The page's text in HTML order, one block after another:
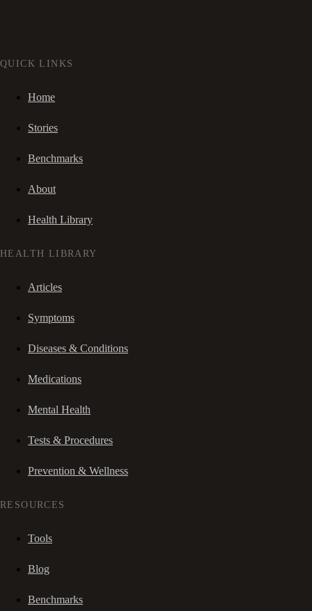
QUICK LINKS
Home
Stories
Benchmarks
About
Health Library
HEALTH LIBRARY
Articles
Symptoms
Diseases & Conditions
Medications
Mental Health
Tests & Procedures
Prevention & Wellness
RESOURCES
Tools
Blog
Benchmarks